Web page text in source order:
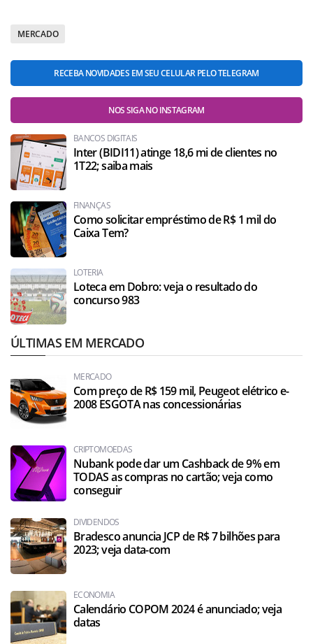
MERCADO
RECEBA NOVIDADES EM SEU CELULAR PELO TELEGRAM
NOS SIGA NO INSTAGRAM
BANCOS DIGITAIS
Inter (BIDI11) atinge 18,6 mi de clientes no
1T22; saiba mais
FINANÇAS
Como solicitar empréstimo de R$ 1 mil do
Caixa Tem?
LOTERIA
Loteca em Dobro: veja o resultado do
concurso 983
ÚLTIMAS EM MERCADO
MERCADO
Com preço de R$ 159 mil, Peugeot elétrico e-
2008 ESGOTA nas concessionárias
CRIPTOMOEDAS
Nubank pode dar um Cashback de 9% em
TODAS as compras no cartão; veja como
conseguir
DIVIDENDOS
Bradesco anuncia JCP de R$ 7 bilhões para
2023; veja data-com
ECONOMIA
Calendário COPOM 2024 é anunciado; veja
datas